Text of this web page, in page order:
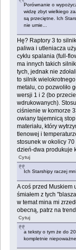
Porównanie o
widzę zbyt wielkiego
są przeciętne. Ich
nie umie...
Hę? Raptory 3 to
paliwa i utleniacza
cyklu spalania (full-
ma innych takich
tych, jednak nie
to silnik
metalu, co pozwoliło
wersji 1 i 2 (bo
wdrukowanych).
ciśnienie w komorze
owiany tajemnicą
materiału, który
tlenowej i
stosunek w okolicy
dzień-dwa produkuje
Cytuj
Ich Starshipy raczej
A coś przed Muskiem
śmiałem z tych
w temat mina mi
obecną, patrz na
Cytuj
a teksty o tym że do
kompletnie niepoważne